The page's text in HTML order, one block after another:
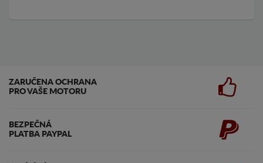
ZARUČENA OCHRANA
PRO VAŠE MOTORU
BEZPEČNÁ
PLATBA PAYPAL